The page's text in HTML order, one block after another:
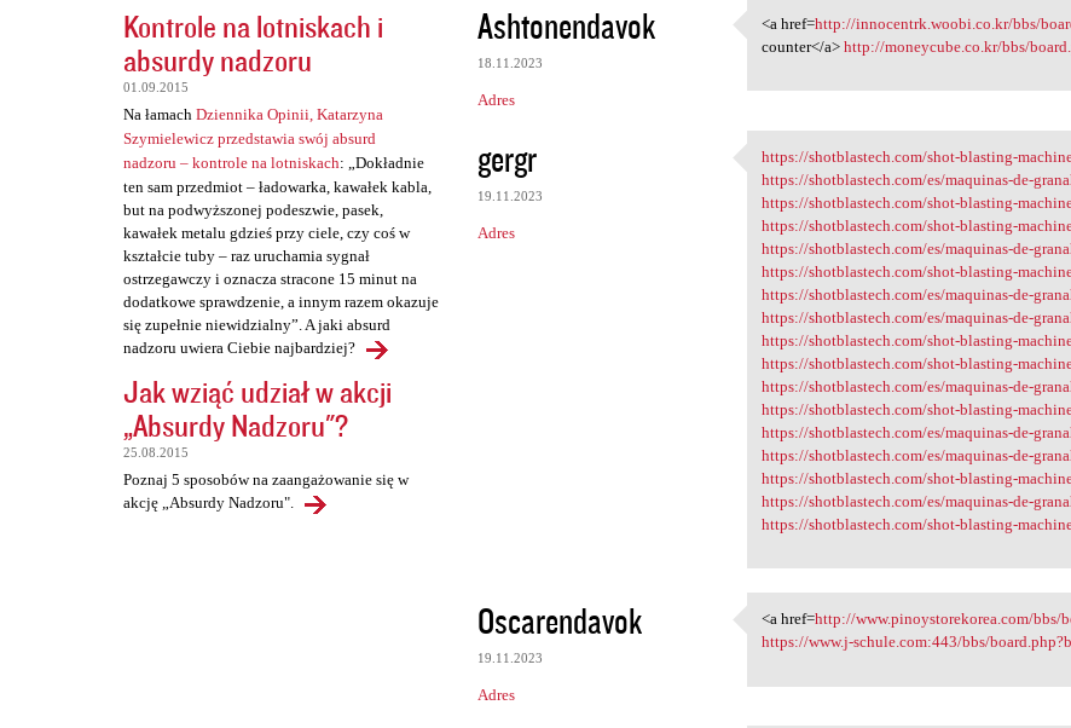
Kontrole na lotniskach i
absurdy nadzoru
01.09.2015
Na łamach Dziennika Opinii, Katarzyna
Szymielewicz przedstawia swój absurd
nadzoru – kontrole na lotniskach: „Dokładnie
ten sam przedmiot – ładowarka, kawałek kabla,
but na podwyższonej podeszwie, pasek,
kawałek metalu gdzieś przy ciele, czy coś w
kształcie tuby – raz uruchamia sygnał
ostrzegawczy i oznacza stracone 15 minut na
dodatkowe sprawdzenie, a innym razem okazuje
się zupełnie niewidzialny”. A jaki absurd
nadzoru uwiera Ciebie najbardziej?
Jak wziąć udział w akcji
„Absurdy Nadzoru"?
25.08.2015
Poznaj 5 sposobów na zaangażowanie się w
akcję „Absurdy Nadzoru".
Ashtonendavok
18.11.2023
Adres
<a href=http://innocentrk
<a href=http://innocentrk.woobi.co.kr/bbs/
counter</a>http://moneycube.co.kr/bbs/
gergr
19.11.2023
Adres
https://shotblastech.com/shot
https://shotblastech.com/shot-blasting-
https://shotblastech.com/es/maquinas-de-
https://shotblastech.com/shot-blasting-
https://shotblastech.com/shot-blasting-
https://shotblastech.com/es/maquinas-de-
https://shotblastech.com/shot-blasting-
https://shotblastech.com/es/maquinas-de-
https://shotblastech.com/es/maquinas-de-
https://shotblastech.com/shot-blasting-
https://shotblastech.com/shot-blasting-
https://shotblastech.com/es/maquinas-de-
https://shotblastech.com/shot-blasting-
https://shotblastech.com/es/maquinas-de-
https://shotblastech.com/es/maquinas-de-
https://shotblastech.com/shot-blasting-
https://shotblastech.com/es/maquinas-de-
https://shotblastech.com/shot-blasting-
Oscarendavok
19.11.2023
Adres
<a href=http://www
<a href=http://www.pinoystorekorea.com/bbs/
https://www.j-schule.com:443/bbs/